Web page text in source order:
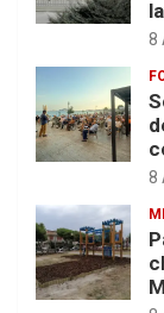
8
8